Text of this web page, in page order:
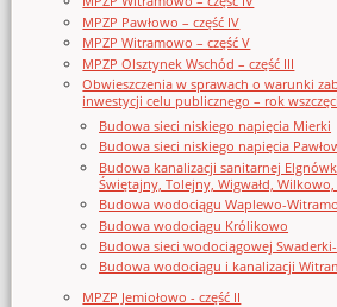
MPZP Pawłowo – część IV
MPZP Witramowo – część V
MPZP Olsztynek Wschód – część III
Obwieszczenia w sprawach o warunki
inwestycji celu publicznego – rok
Budowa sieci niskiego napięcia Mierki
Budowa sieci niskiego napięcia
Budowa kanalizacji sanitarnej
Świętajny, Tolejny, Wigwałd,
Budowa wodociągu Waplewo-
Budowa wodociągu Królikowo
Budowa sieci wodociągowej
Budowa wodociągu i kanalizacji
MPZP Jemiołowo - część II